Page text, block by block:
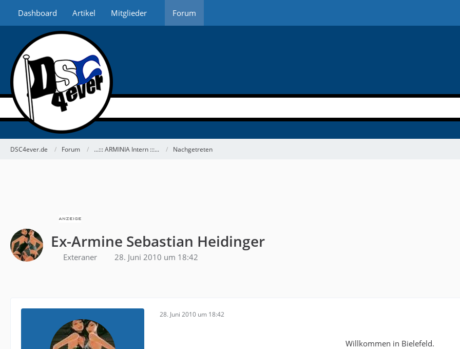
Dashboard Artikel Mitglieder Forum
DSC4ever.de Forum ...::: ARMINIA Intern :::... Nachgetreten
Ex-Armine Sebastian Heidinger
Exteraner 28. Juni 2010 um 18:42
28. Juni 2010 um 18:42
Willkommen in Bielefeld.